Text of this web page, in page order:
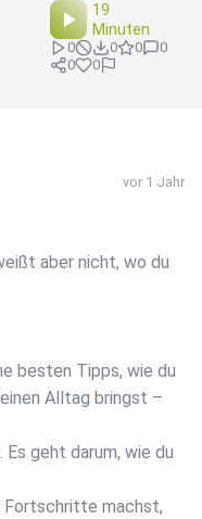
19
Minuten
0 0 0
0
0
0
vor 1 Jahr
aber nicht, wo du
besten Tipps, wie du
Alltag bringst –
geht darum, wie du
Fortschritte machst,